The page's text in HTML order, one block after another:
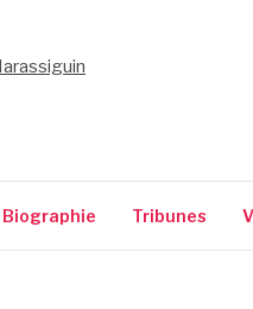
Biographie Tribunes